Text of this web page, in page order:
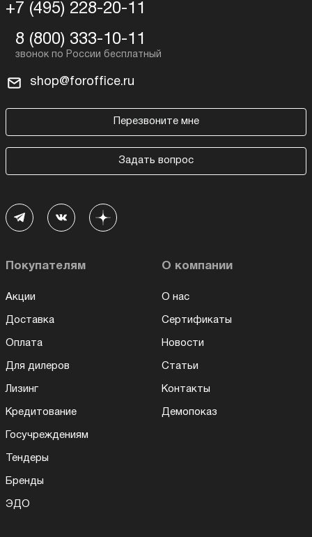
+7 (495) 228-20-11
8 (800) 333-10-11
shop@foroffice.ru
Перезвоните мне
Задать вопрос
Покупателям
Акции
Доставка
Оплата
Для дилеров
Лизинг
Кредитование
Госучреждениям
Тендеры
Бренды
ЭДО
О компании
О нас
Сертификаты
Новости
Статьи
Контакты
Демопоказ